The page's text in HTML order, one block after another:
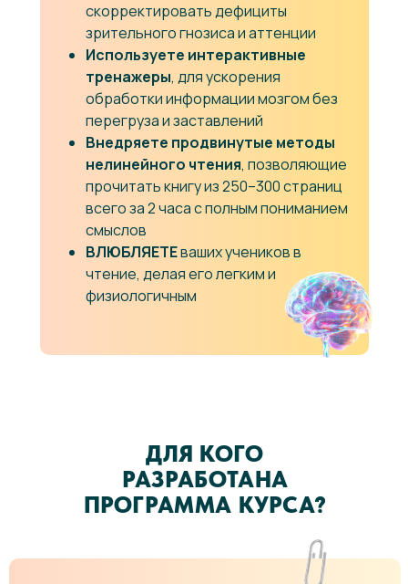
скорректировать дефициты
зрительного гнозиса и аттенции
Используете интерактивные
тренажеры, для ускорения
обработки информации мозгом без
перегруза и заставлений
Внедряете продвинутые методы
нелинейного чтения, позволяющие
прочитать книгу из 250–300 страниц
всего за 2 часа с полным пониманием
смыслов
ВЛЮБЛЯЕТЕваших учеников в
чтение, делая его легким и
физиологичным
ДЛЯ КОГО
РАЗРАБОТАНА
ПРОГРАММА КУРСА?